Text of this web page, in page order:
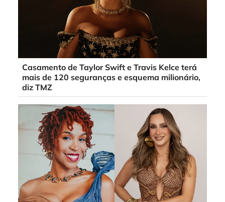
Casamento de Taylor Swift e Travis Kelce terá
mais de 120 seguranças e esquema milionário,
diz TMZ